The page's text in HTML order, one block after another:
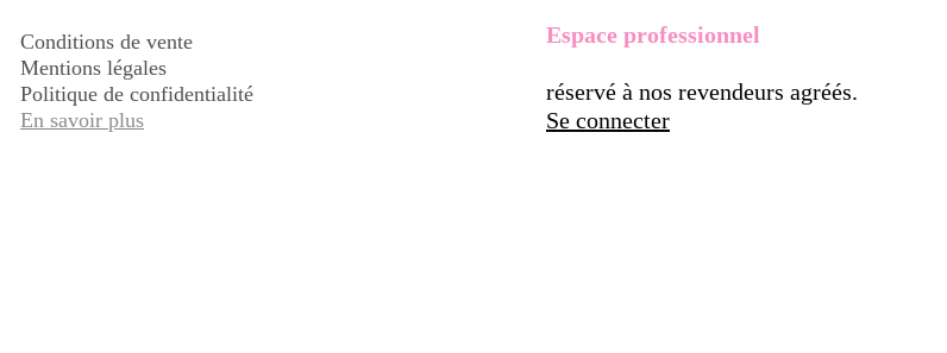
Conditions de vente
Mentions légales
Politique de confidentialité
En savoir plus
Espace professionnel
réservé à nos revendeurs agréés.
Se connecter